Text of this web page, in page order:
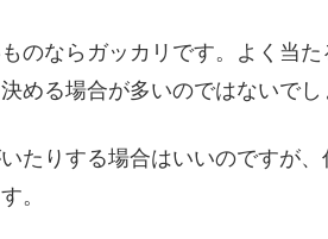
のならガッカリです。よく当
める場合が多いのではないでし
たりする場合はいいのですが
。